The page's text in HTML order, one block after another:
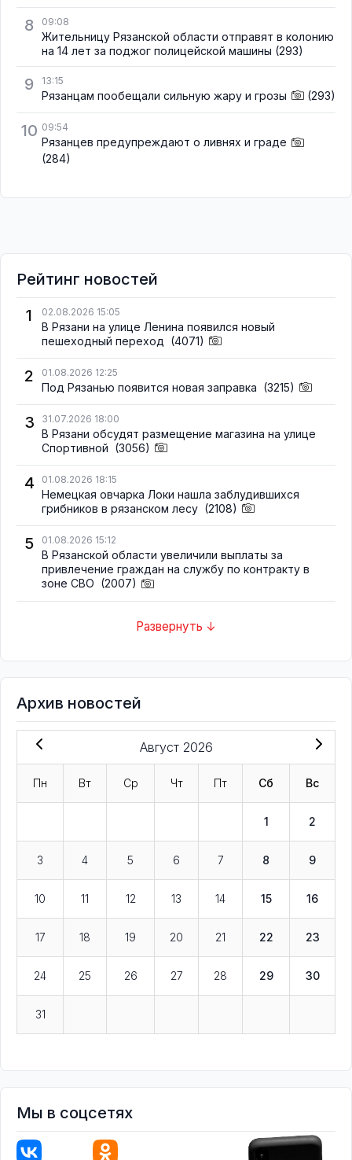
8 09:08
Жительницу Рязанской области отправят в колонию
на 14 лет за поджог полицейской машины (293)
9 13:15
Рязанцам пообещали сильную жару и грозы (293)
10 09:54
Рязанцев предупреждают о ливнях и граде
(284)
Рейтинг новостей
1
02.08.2026 15:05
В Рязани на улице Ленина появился новый
пешеходный переход (4071)
2 01.08.2026 12:25
Под Рязанью появится новая заправка (3215)
3 31.07.2026 18:00
В Рязани обсудят размещение магазина на улице
Спортивной (3056)
4 01.08.2026 18:15
Немецкая овчарка Локи нашла заблудившихся
грибников в рязанском лесу (2108)
5 01.08.2026 15:12
В Рязанской области увеличили выплаты за
привлечение граждан на службу по контракту в
зоне СВО (2007)
Развернуть ↓
Архив новостей
Август 2026
Пн Вт Ср Чт Пт Сб Вс
1 2
3 4 5 6 7 8 9
10 11 12 13 14 15 16
17 18 19 20 21 22 23
24 25 26 27 28 29 30
31
Мы в соцсетях